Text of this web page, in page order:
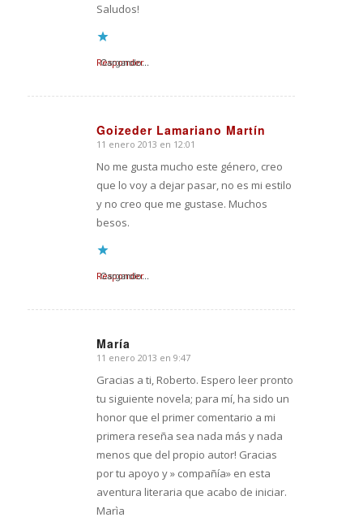
Saludos!
Cargando...
Responder
Goizeder Lamariano Martín
Dice:
11 enero 2013 en 12:01
No me gusta mucho este género, creo
que lo voy a dejar pasar, no es mi estilo
y no creo que me gustase. Muchos
besos.
Cargando...
Responder
María
Dice:
11 enero 2013 en 9:47
Gracias a ti, Roberto. Espero leer pronto
tu siguiente novela; para mí, ha sido un
honor que el primer comentario a mi
primera reseña sea nada más y nada
menos que del propio autor! Gracias
por tu apoyo y » compañía» en esta
aventura literaria que acabo de iniciar.
Marìa